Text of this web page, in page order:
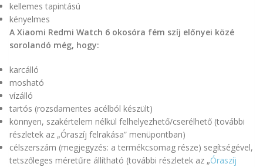
kellemes tapintású
kényelmes
A Xiaomi Redmi Watch 6 okosóra fém szíj előnyei közé
sorolandó még, hogy:
karcálló
mosható
vízálló
tartós (rozsdamentes acélból készült)
könnyen, szakértelem nélkül felhelyezhető/cserélhető (további
részletek az „Óraszíj felrakása” menüpontban)
célszerszám (megjegyzés: a termékcsomag része) segítségével,
tetszőleges méretűre állítható (további részletek az „Óraszíj